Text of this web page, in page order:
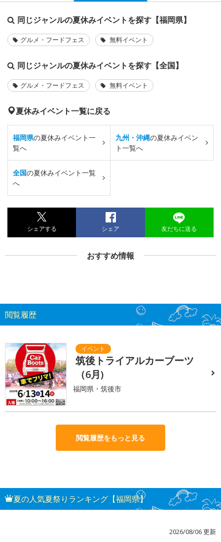
同じジャンルの夏休みイベントを探す【福岡県】
グルメ・フードフェス 無料イベント
同じジャンルの夏休みイベントを探す【全国】
グルメ・フードフェス 無料イベント
夏休みイベント一覧に戻る
福岡県の夏休みイベント一
覧へ
九州・沖縄の夏休みイベン
ト一覧へ
全国の夏休みイベント一覧
へ
シェアする シェア 友だちに送る
おすすめ情報
閲覧履歴
筑後トライアルカーブーツ
（6月)
福岡県・筑後市
閲覧履歴をもっと見る
夏の人気夏祭りランキング【福岡県】
2026/08/06 更新